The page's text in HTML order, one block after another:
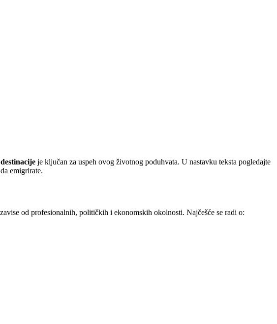
je ključan za uspeh ovog životnog poduhvata. U nastavku teksta pogledajte
emigrirate.
od profesionalnih, političkih i ekonomskih okolnosti. Najčešće se radi o: